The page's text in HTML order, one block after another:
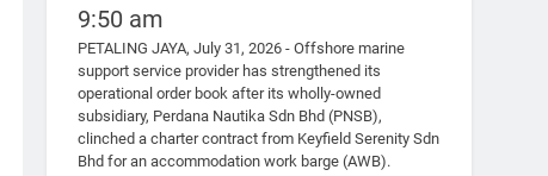
9:50 am
PETALING JAYA, July 31, 2026 - Offshore marine
support service provider has strengthened its
operational order book after its wholly-owned
subsidiary, Perdana Nautika Sdn Bhd (PNSB),
clinched a charter contract from Keyfield Serenity Sdn
Bhd for an accommodation work barge (AWB).